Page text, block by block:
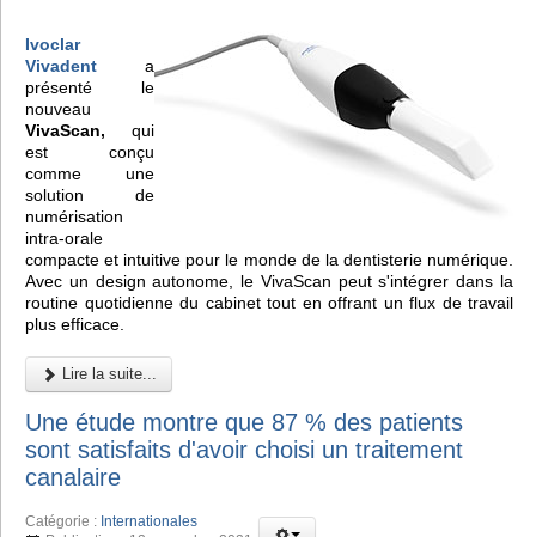
Ivoclar
Vivadent a
présenté le
nouveau
VivaScan, qui
est conçu
comme une
solution de
numérisation
intra-orale
compacte et intuitive pour le monde de la dentisterie numérique.
Avec un design autonome, le VivaScan peut s'intégrer dans la
routine quotidienne du cabinet tout en offrant un flux de travail
plus efficace.
Lire la suite...
Une étude montre que 87 % des patients
sont satisfaits d'avoir choisi un traitement
canalaire
Catégorie : Internationales